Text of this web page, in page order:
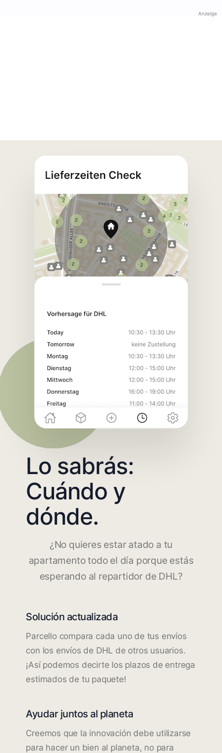
Anzeige
Lo sabrás:
Cuándo y
dónde.
¿No quieres estar atado a tu
apartamento todo el día porque estás
esperando al repartidor de DHL?
Solución actualizada
Parcello compara cada uno de tus envíos
con los envíos de DHL de otros usuarios.
¡Así podemos decirte los plazos de entrega
estimados de tu paquete!
Ayudar juntos al planeta
Creemos que la innovación debe utilizarse
para hacer un bien al planeta, no para